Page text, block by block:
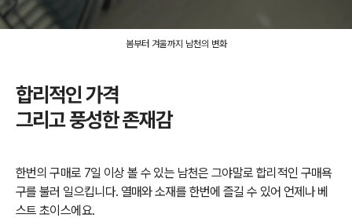
봄부터 겨울까지 남천의 변화
합리적인 가격
그리고 풍성한 존재감
한번의 구매로 7일 이상 볼 수 있는 남천은 그야말로 합리적인 구매욕
구를 불러 일으킵니다. 열매와 소재를 한번에 즐길 수 있어 언제나 베
스트 초이스에요.